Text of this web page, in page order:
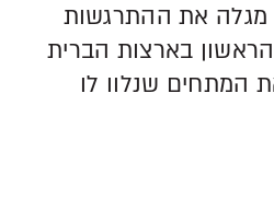
מגלה את ההתרגשות
בארצות הברית
המתחים שנלוו לו